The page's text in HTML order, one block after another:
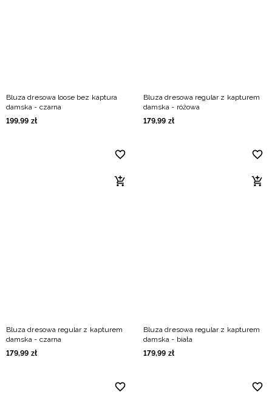
Bluza dresowa loose bez kaptura
damska - czarna
199,99 zł
Bluza dresowa regular z kapturem
damska - różowa
179,99 zł
Bluza dresowa regular z kapturem
damska - czarna
179,99 zł
Bluza dresowa regular z kapturem
damska - biała
179,99 zł